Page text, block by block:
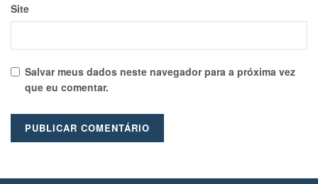
Site
Salvar meus dados neste navegador para a próxima vez
que eu comentar.